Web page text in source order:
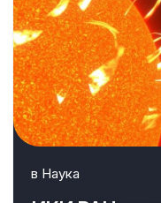
в Наука